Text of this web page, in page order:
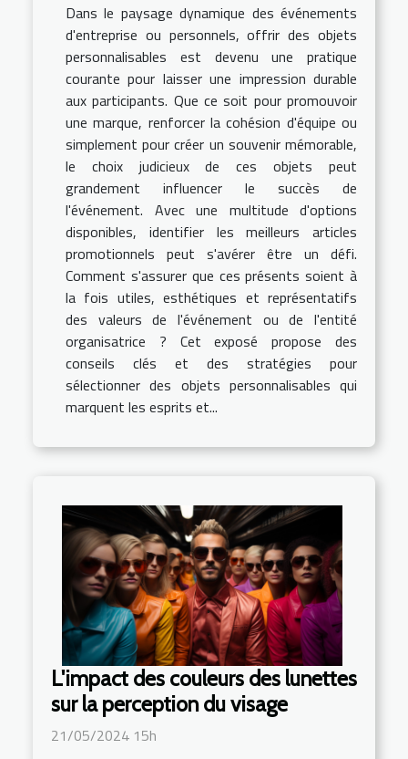
Dans le paysage dynamique des événements
d'entreprise ou personnels, offrir des objets
personnalisables est devenu une pratique
courante pour laisser une impression durable
aux participants. Que ce soit pour promouvoir
une marque, renforcer la cohésion d'équipe ou
simplement pour créer un souvenir mémorable,
le choix judicieux de ces objets peut
grandement influencer le succès de
l'événement. Avec une multitude d'options
disponibles, identifier les meilleurs articles
promotionnels peut s'avérer être un défi.
Comment s'assurer que ces présents soient à
la fois utiles, esthétiques et représentatifs
des valeurs de l'événement ou de l'entité
organisatrice ? Cet exposé propose des
conseils clés et des stratégies pour
sélectionner des objets personnalisables qui
marquent les esprits et...
L'impact des couleurs des lunettes
sur la perception du visage
21/05/2024 15h